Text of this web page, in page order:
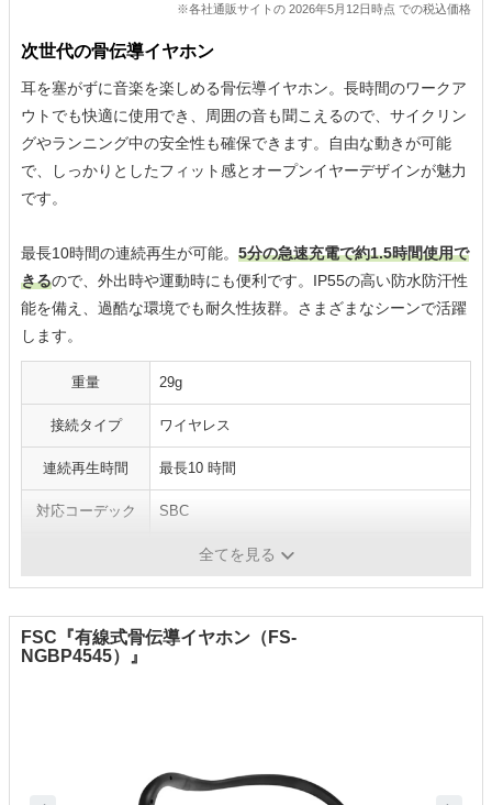
※各社通販サイトの 2026年5月12日時点 での税込価格
次世代の骨伝導イヤホン
耳を塞がずに音楽を楽しめる骨伝導イヤホン。長時間のワークア
ウトでも快適に使用でき、周囲の音も聞こえるので、サイクリン
グやランニング中の安全性も確保できます。自由な動きが可能
で、しっかりとしたフィット感とオープンイヤーデザインが魅力
です。
最長10時間の連続再生が可能。 5分の急速充電で約1.5時間使用で
きるので、外出時や運動時にも便利です。IP55の高い防水防汗性
能を備え、過酷な環境でも耐久性抜群。さまざまなシーンで活躍
します。
重量 ‎29g
接続タイプ ワイヤレス
連続再生時間 最長10 時間
対応コーデック SBC
全てを見る
FSC『有線式骨伝導イヤホン（FS-
NGBP4545）』